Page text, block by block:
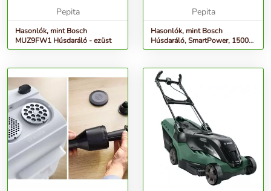
Pepita
Hasonlók, mint Bosch
MUZ9FW1 Húsdaráló - ezüst
Pepita
Hasonlók, mint Bosch
Húsdaráló, SmartPower, 1500
W, Fehér, Fehér, MFW2520W